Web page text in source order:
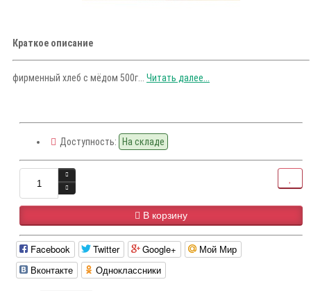
Краткое описание
фирменный хлеб с мёдом 500г... Читать далее...
Доступность: На складе
В корзину
Facebook Twitter Google+
Мой Мир
Вконтакте
Одноклассники